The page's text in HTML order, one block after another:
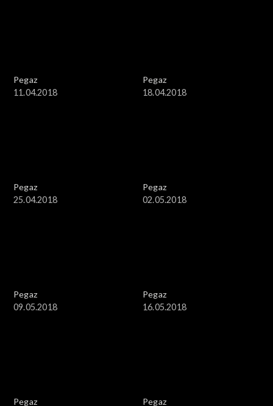
Pegaz
11.04.2018
Pegaz
18.04.2018
Pegaz
25.04.2018
Pegaz
02.05.2018
Pegaz
09.05.2018
Pegaz
16.05.2018
Pegaz
Pegaz